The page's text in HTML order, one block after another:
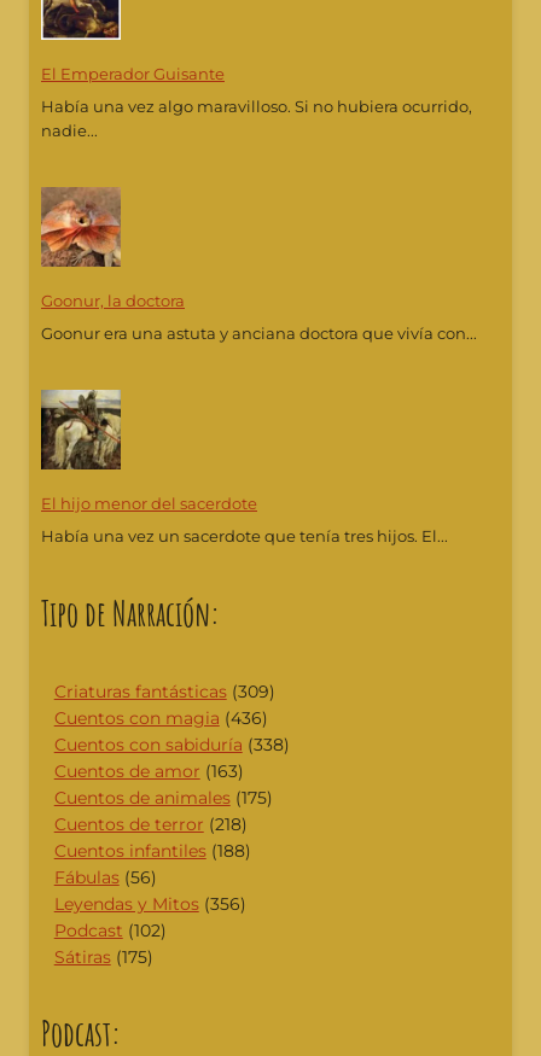
El Emperador Guisante
Había una vez algo maravilloso. Si no hubiera ocurrido,
nadie...
Goonur, la doctora
Goonur era una astuta y anciana doctora que vivía con...
El hijo menor del sacerdote
Había una vez un sacerdote que tenía tres hijos. El...
Tipo de Narración:
Criaturas fantásticas(309)
Cuentos con magia (436)
Cuentos con sabiduría (338)
Cuentos de amor (163)
Cuentos de animales(175)
Cuentos de terror (218)
Cuentos infantiles(188)
Fábulas(56)
Leyendas y Mitos(356)
Podcast (102)
Sátiras(175)
Podcast: